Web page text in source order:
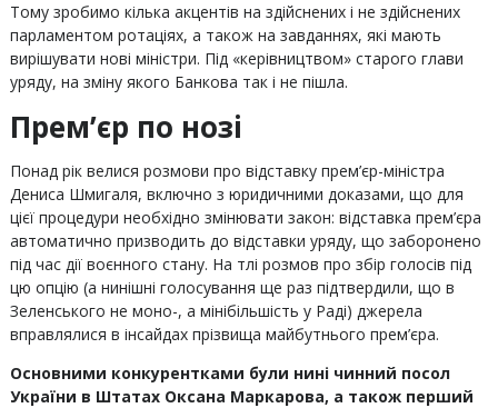
Тому зробимо кілька акцентів на здійснених і не здійснених
парламентом ротаціях, а також на завданнях, які мають
вирішувати нові міністри. Під «керівництвом» старого глави
уряду, на зміну якого Банкова так і не пішла.
Прем’єр по нозі
Понад рік велися розмови про відставку прем’єр-міністра
Дениса Шмигаля, включно з юридичними доказами, що для
цієї процедури необхідно змінювати закон: відставка прем’єра
автоматично призводить до відставки уряду, що заборонено
під час дії воєнного стану. На тлі розмов про збір голосів під
цю опцію (а нинішні голосування ще раз підтвердили, що в
Зеленського не моно-, а мінібільшість у Раді) джерела
вправлялися в інсайдах прізвища майбутнього прем’єра.
Основними конкурентками були нині чинний посол
України в Штатах Оксана Маркарова, а також перший